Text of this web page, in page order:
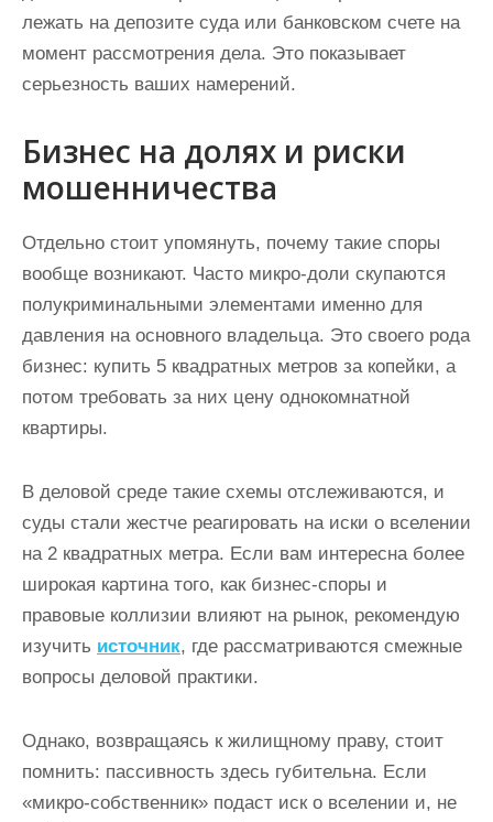
лежать на депозите суда или банковском счете на
момент рассмотрения дела. Это показывает
серьезность ваших намерений.
Бизнес на долях и риски
мошенничества
Отдельно стоит упомянуть, почему такие споры
вообще возникают. Часто микро-доли скупаются
полукриминальными элементами именно для
давления на основного владельца. Это своего рода
бизнес: купить 5 квадратных метров за копейки, а
потом требовать за них цену однокомнатной
квартиры.
В деловой среде такие схемы отслеживаются, и
суды стали жестче реагировать на иски о вселении
на 2 квадратных метра. Если вам интересна более
широкая картина того, как бизнес-споры и
правовые коллизии влияют на рынок, рекомендую
изучить источник, где рассматриваются смежные
вопросы деловой практики.
Однако, возвращаясь к жилищному праву, стоит
помнить: пассивность здесь губительна. Если
«микро-собственник» подаст иск о вселении и, не